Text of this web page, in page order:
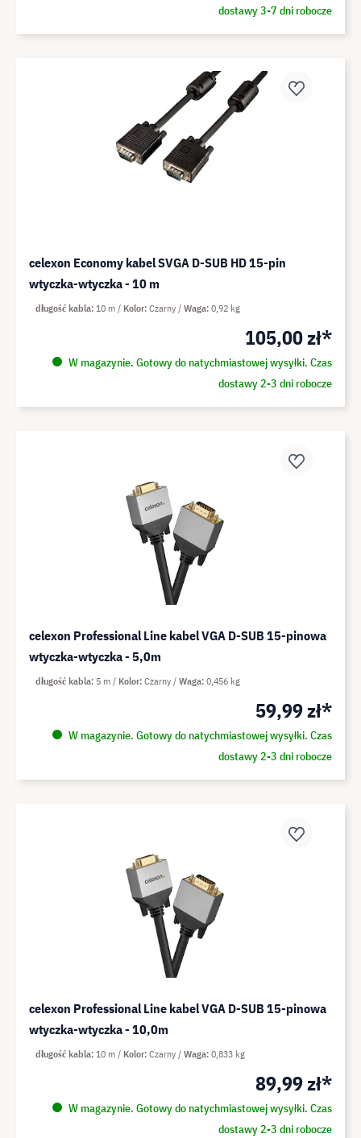
dostawy 3-7 dni robocze
celexon Economy kabel SVGA D-SUB HD 15-pin
wtyczka-wtyczka - 10 m
105,00 zł*
W magazynie. Gotowy do natychmiastowej wysyłki. Czas
dostawy 2-3 dni robocze
długość kabla 10 m Kolor Czarny Waga 0,92 kg
celexon Professional Line kabel VGA D-SUB 15-pinowa
wtyczka-wtyczka - 5,0m
59,99 zł*
W magazynie. Gotowy do natychmiastowej wysyłki. Czas
dostawy 2-3 dni robocze
długość kabla 5 m Kolor Czarny Waga 0,456 kg
celexon Professional Line kabel VGA D-SUB 15-pinowa
wtyczka-wtyczka - 10,0m
89,99 zł*
W magazynie. Gotowy do natychmiastowej wysyłki. Czas
dostawy 2-3 dni robocze
długość kabla 10 m Kolor Czarny Waga 0,833 kg